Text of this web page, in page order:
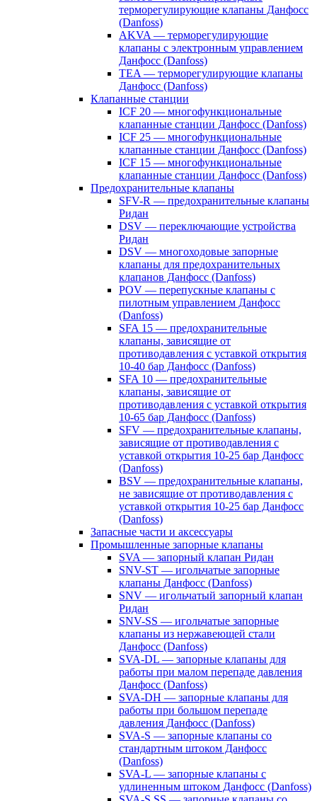
терморегулирующие клапаны Данфосс
(Danfoss)
AKVA — терморегулирующие
клапаны с электронным управлением
Данфосс (Danfoss)
TEA — терморегулирующие клапаны
Данфосс (Danfoss)
Клапанные станции
ICF 20 — многофункциональные
клапанные станции Данфосс (Danfoss)
ICF 25 — многофункциональные
клапанные станции Данфосс (Danfoss)
ICF 15 — многофункциональные
клапанные станции Данфосс (Danfoss)
Предохранительные клапаны
SFV-R — предохранительные клапаны
Ридан
DSV — переключающие устройства
Ридан
DSV — многоходовые запорные
клапаны для предохранительных
клапанов Данфосс (Danfoss)
POV — перепускные клапаны с
пилотным управлением Данфосс
(Danfoss)
SFA 15 — предохранительные
клапаны, зависящие от
противодавления с уставкой открытия
10-40 бар Данфосс (Danfoss)
SFA 10 — предохранительные
клапаны, зависящие от
противодавления с уставкой открытия
10-65 бар Данфосс (Danfoss)
SFV — предохранительные клапаны,
зависящие от противодавления с
уставкой открытия 10-25 бар Данфосс
(Danfoss)
BSV — предохранительные клапаны,
не зависящие от противодавления с
уставкой открытия 10-25 бар Данфосс
(Danfoss)
Запасные части и аксессуары
Промышленные запорные клапаны
SVA — запорный клапан Ридан
SNV-ST — игольчатые запорные
клапаны Данфосс (Danfoss)
SNV — игольчатый запорный клапан
Ридан
SNV-SS — игольчатые запорные
клапаны из нержавеющей стали
Данфосс (Danfoss)
SVA-DL — запорные клапаны для
работы при малом перепаде давления
Данфосс (Danfoss)
SVA-DH — запорные клапаны для
работы при большом перепаде
давления Данфосс (Danfoss)
SVA-S — запорные клапаны со
стандартным штоком Данфосс
(Danfoss)
SVA-L — запорные клапаны с
удлиненным штоком Данфосс (Danfoss)